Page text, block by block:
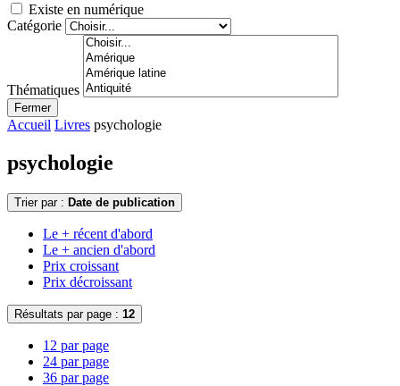
Existe en numérique
Catégorie
Thématiques
Fermer
Accueil Livres psychologie
psychologie
Trier par : Date de publication
Le + récent d'abord
Le + ancien d'abord
Prix croissant
Prix décroissant
Résultats par page : 12
12 par page
24 par page
36 par page